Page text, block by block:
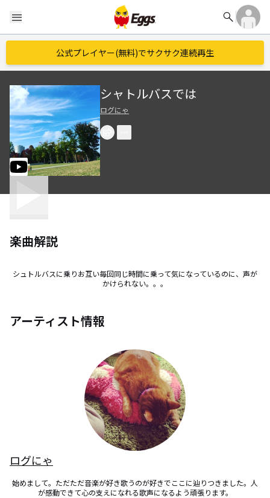
menu search
公式プレイヤー(無料)でサクサク連続再生
シャトルバスでは
ログにゃ
楽曲解説
シュトルバスに乗りお互い毎回同じ時間に乗って気になっているのに、声が
かけられない。。。
アーティスト情報
ログにゃ
始めまして。ただただ音楽が好き歌うのが好きでここに辿りつきました。人
が感動できて心の支えになれる歌声になるよう頑張ります。